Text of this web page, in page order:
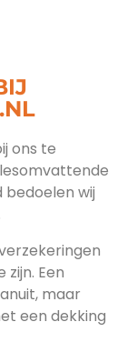
ons te
wij
Een
maar
een dekking